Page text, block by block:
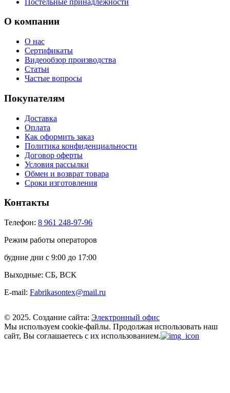
О компании
О нас
Сертификаты
Видеообзор производства
Статьи
Частые вопросы
Покупателям
Доставка
Оплата
Как оформить заказ
Политика конфиденциальности
Договор оферты
Условия рассылки
Обмен и возврат товара
Сроки изготовления
Контакты
Телефон: 8 961 248-97-96
Режим работы операторов
будние дни с 9:00 до 17:00
Выходные: СБ, ВСК
E-mail: Fabrikasontex@mail.ru
© 2025. Создание сайта: Электронный офис
Мы используем cookie-файлы. Продолжая использовать наш
сайт, Вы соглашаетесь с их использованием.